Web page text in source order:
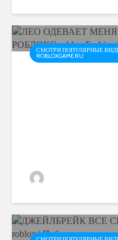
СМОТРИ ПОПУЛЯРНЫЕ
ROBLOXGAME.RU